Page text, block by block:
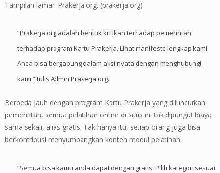
Tampilan laman Prakerja.org. (prakerja.org)
“Prakerja.org adalah bentuk kritikan terhadap pemerintah
terhadap program Kartu Prakerja. Lihat manifesto lengkap kami.
Anda bisa bergabung dalam aksi nyata dengan menghubungi
kami,” tulis Admin Prakerja.org.
Berbeda jauh dengan program Kartu Prakerja yang diluncurkan
pemerintah, semua pelatihan online di situs ini tak dipungut biaya
sama sekali, alias gratis. Tak hanya itu, setiap orang juga bisa
berkontribusi menyumbangkan konten modul pelatihan.
“Semua bisa kamu anda dapat dengan gratis. Pilih kategori sesuai